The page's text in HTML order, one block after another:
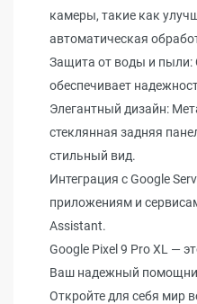
камеры, такие как
автоматическая
Защита от воды и пыли:
обеспечивает
Элегантный дизайн:
стеклянная задняя
стильный вид.
Интеграция с Google
приложениям и
Assistant.
Google Pixel 9 Pro XL —
Ваш надежный
Откройте для себя мир